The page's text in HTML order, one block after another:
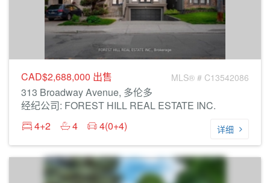
CAD$2,688,000 出售 MLS® # C13542086
313 Broadway Avenue, 多伦多
经纪公司: FOREST HILL REAL ESTATE INC.
4+2
4 4(0+4) 详细